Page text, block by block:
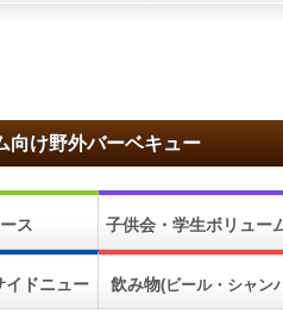
向け野外バーベキュー
ス 子供会・学生ボリュー
イドニュー 飲み物(ビール・シャン